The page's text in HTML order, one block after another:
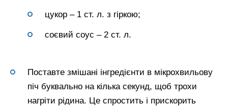
цукор – 1 ст. л. з гіркою;
соєвий соус – 2 ст. л.
Поставте змішані інгредієнти в мікрохвильову
піч буквально на кілька секунд, щоб трохи
нагріти рідина. Це спростить і прискорить